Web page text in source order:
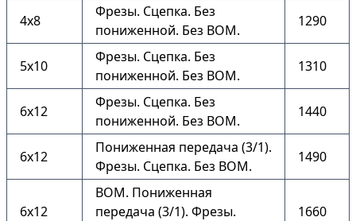
4х8
Фрезы. Сцепка. Без
пониженной. Без ВОМ.
1290
5х10
Фрезы. Сцепка. Без
пониженной. Без ВОМ.
1310
6х12
Фрезы. Сцепка. Без
пониженной. Без ВОМ.
1440
6х12
Пониженная передача (3/1).
Фрезы. Сцепка. Без ВОМ.
1490
6х12
ВОМ. Пониженная
передача (3/1). Фрезы.
1660